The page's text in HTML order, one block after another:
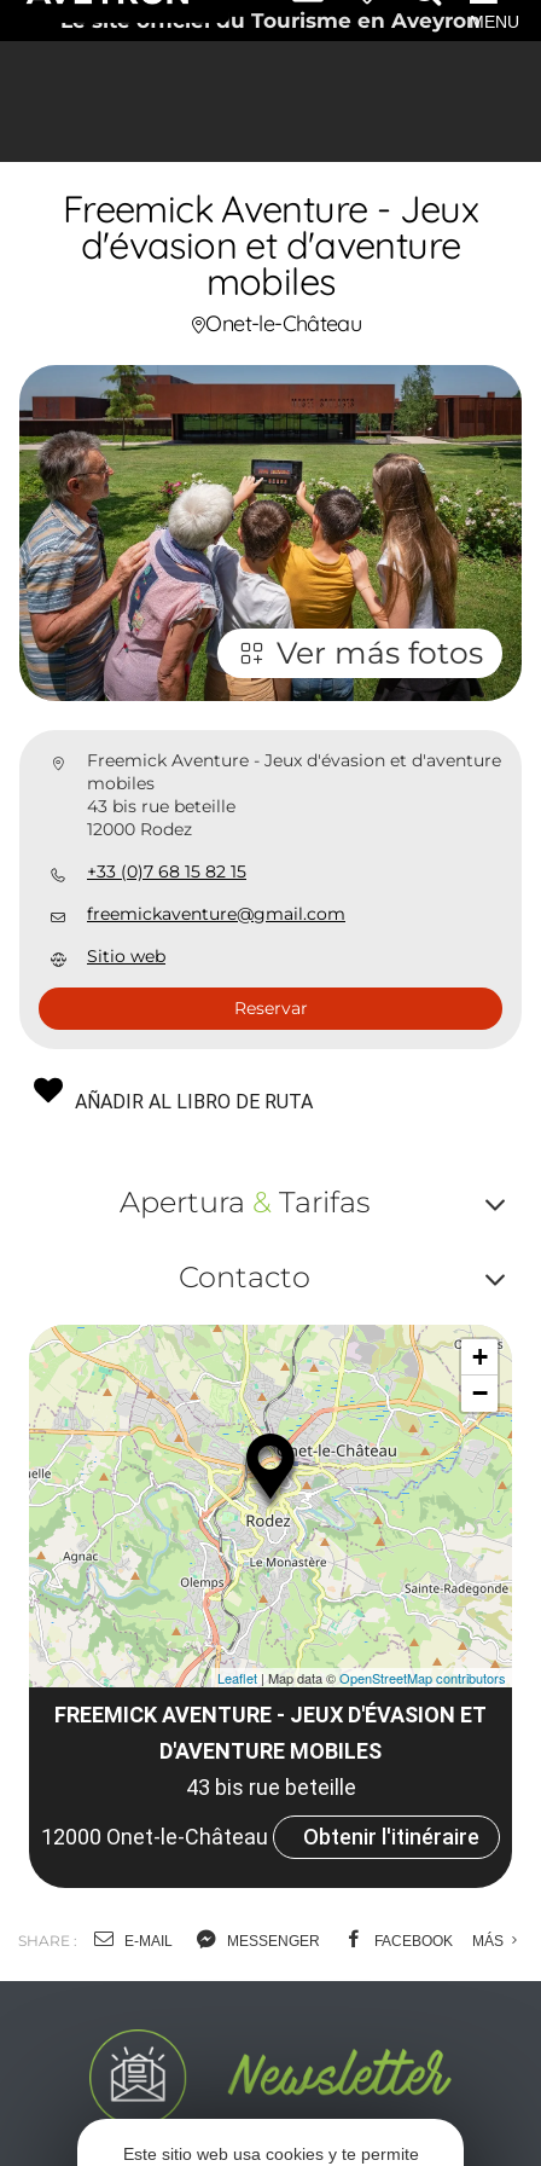
Le site officiel du Tourisme en AveyronMENU
Freemick Aventure - Jeux
d'évasion et d'aventure
mobiles
Onet-le-Château
Ver más fotos
Freemick Aventure - Jeux d'évasion et d'aventure
mobiles
43 bis rue beteille
12000 Rodez
+33 (0)7 68 15 82 15
freemickaventure@gmail.com
Sitio web
Reservar
AÑADIR AL LIBRO DE RUTA
Apertura & Tarifas
ou
et
Contacto
ou
FREEMICK AVENTURE - JEUX D'ÉVASION ET
D'AVENTURE MOBILES
43 bis rue beteille
12000 Onet-le-Château
Obtenir l'itinéraire
+
−
Leaflet | Map data ©OpenStreetMap contributors
SHARE : E-MAIL MESSENGER FACEBOOK MÁS
Este sitio web usa cookies y te permite